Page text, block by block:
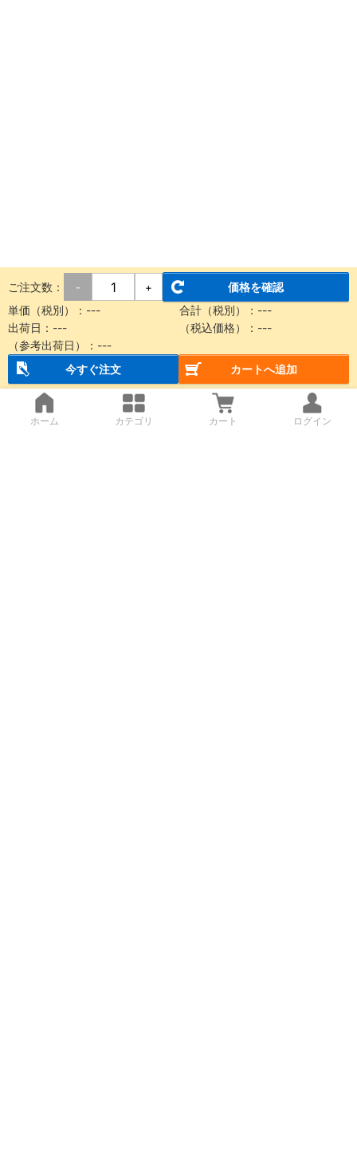
ご注文数： - +
価格を確認
単価（税別）： --- 合計（税別）： ---
出荷日： --- （税込価格）： ---
（参考出荷日）： ---
今すぐ注文
カートへ追加
ホーム カテゴリ カート ログイン